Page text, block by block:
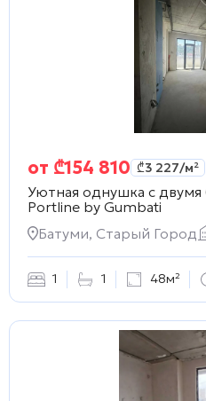
от ₾154 810 ₾3 227/м²
Уютная однушка с
Portline by Gumbati
Батуми, Старый Город
1 1 48м²